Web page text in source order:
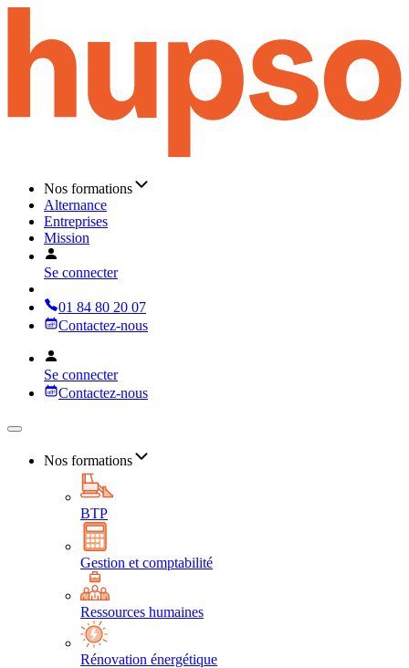
Nos formations
Alternance
Entreprises
Mission
Se connecter
01 84 80 20 07
Contactez-nous
Se connecter
Contactez-nous
Nos formations
BTP
Gestion et comptabilité
Ressources humaines
Rénovation énergétique